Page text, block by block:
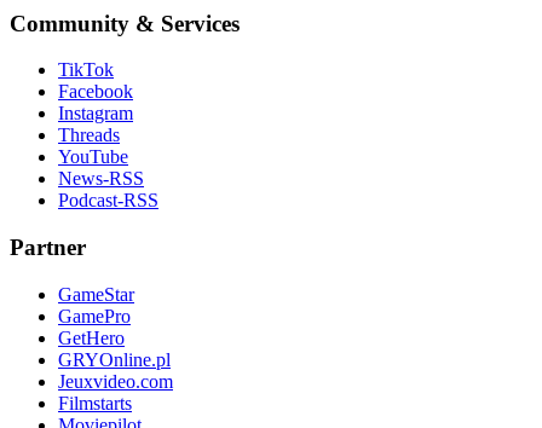
Community & Services
TikTok
Facebook
Instagram
Threads
YouTube
News-RSS
Podcast-RSS
Partner
GameStar
GamePro
GetHero
GRYOnline.pl
Jeuxvideo.com
Filmstarts